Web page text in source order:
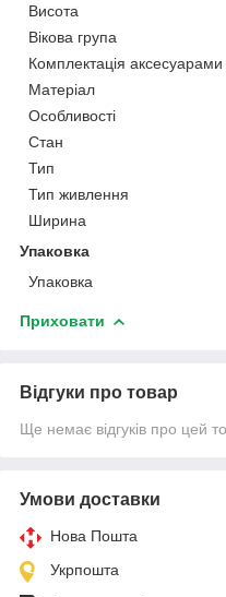
Висота
Вікова група
Комплектація аксесуарами
Матеріал
Особливості
Стан
Тип
Тип живлення
Ширина
Упаковка
Упаковка
Приховати
Відгуки про товар
Ще немає відгуків про цей
Умови доставки
Нова Пошта
Укрпошта